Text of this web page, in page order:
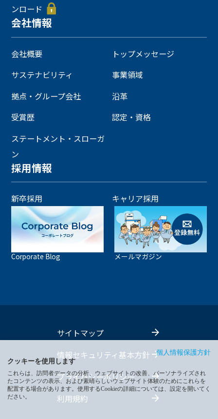
ンロード
会社情報
会社概要
トップメッセージ
サステナビリティ
事業領域
拠点・グループ会社
沿革
受賞歴
認定・資格
ステートメント・スローガ
ン
採用情報
新卒採用 キャリア採用
Corporate Blog メールマガジン
サイトマップ
情報セキュリティ基本方針
プライバシーポリシー
利用規約
個人情報保護方針
クッキーを使用します
これらは、訪問者データの分析、ウェブサイトの改善、パーソナライズされ
たコンテンツの表示、および素晴らしいウェブサイト体験のためにこれらを
配置する場合があります。使用するCookieの詳細については、設定を開いてく
ださい。